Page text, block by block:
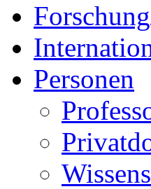
Personen